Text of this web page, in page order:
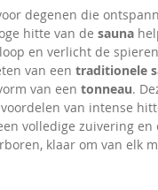
degenen die
hitte van de sauna
en verlicht de
van een traditionele
van een tonneau.
van intense
volledige zuivering
klaar om van elk